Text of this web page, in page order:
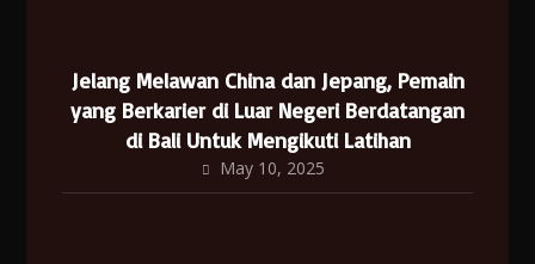
Jelang Melawan China dan Jepang, Pemain
yang Berkarier di Luar Negeri Berdatangan
di Bali Untuk Mengikuti Latihan
May 10, 2025